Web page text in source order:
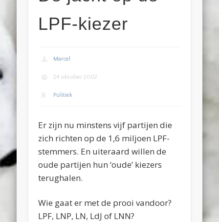
LPF-kiezer
Marcel
24 oktober 2002
Politiek
Er zijn nu minstens vijf partijen die
zich richten op de 1,6 miljoen LPF-
stemmers. En uiteraard willen de
oude partijen hun ‘oude’ kiezers
terughalen.
Wie gaat er met de prooi vandoor?
LPF, LNP, LN, LdJ of LNN?